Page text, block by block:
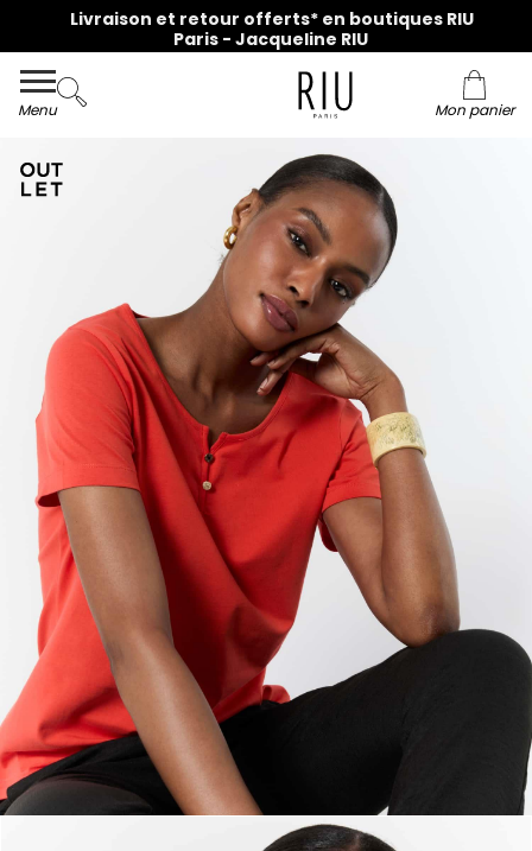
Livraison et retour offerts* en boutiques RIU
Paris - Jacqueline RIU
Menu Mon panier